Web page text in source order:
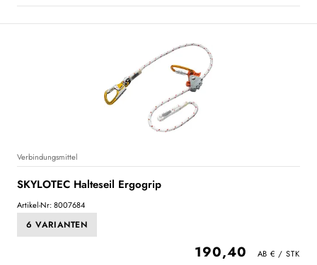
Verbindungsmittel
SKYLOTEC Halteseil Ergogrip
Artikel-Nr: 8007684
6 VARIANTEN
190,40